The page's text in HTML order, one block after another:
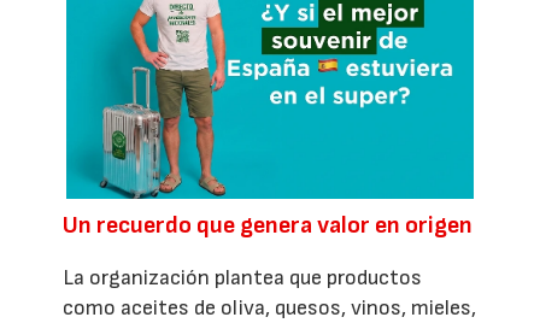
Un recuerdo que genera valor en origen
La organización plantea que productos
como aceites de oliva, quesos, vinos, mieles,